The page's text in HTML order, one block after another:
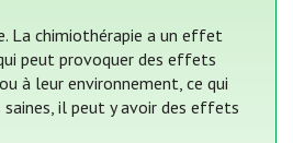
La chimiothérapie a un effet
peut provoquer des effets
à leur environnement, ce qui
il peut y avoir des effets